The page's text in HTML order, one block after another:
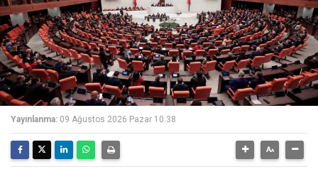
Yayınlanma: 09 Ağustos 2026 Pazar 10:38